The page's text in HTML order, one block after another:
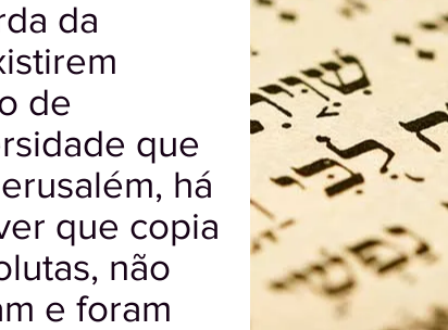
da
de
que
há
que copia
não
e foram